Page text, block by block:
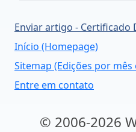
Enviar artigo - Certificado
Início (Homepage)
Sitemap (Edições por mês
Entre em contato
© 2006-2026